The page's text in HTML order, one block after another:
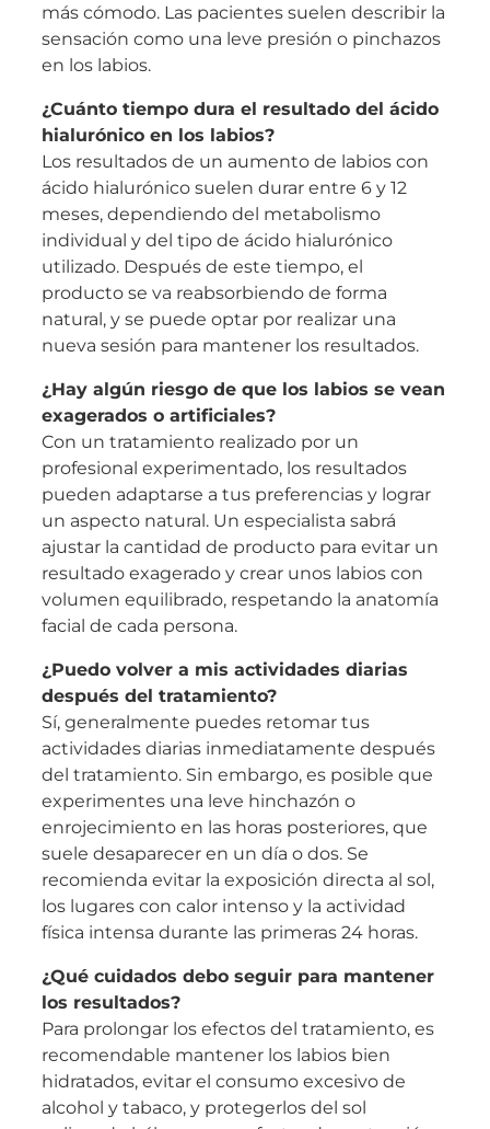
más cómodo. Las pacientes suelen describir la
sensación como una leve presión o pinchazos
en los labios.
¿Cuánto tiempo dura el resultado del ácido
hialurónico en los labios?
Los resultados de un aumento de labios con
ácido hialurónico suelen durar entre 6 y 12
meses, dependiendo del metabolismo
individual y del tipo de ácido hialurónico
utilizado. Después de este tiempo, el
producto se va reabsorbiendo de forma
natural, y se puede optar por realizar una
nueva sesión para mantener los resultados.
¿Hay algún riesgo de que los labios se vean
exagerados o artificiales?
Con un tratamiento realizado por un
profesional experimentado, los resultados
pueden adaptarse a tus preferencias y lograr
un aspecto natural. Un especialista sabrá
ajustar la cantidad de producto para evitar un
resultado exagerado y crear unos labios con
volumen equilibrado, respetando la anatomía
facial de cada persona.
¿Puedo volver a mis actividades diarias
después del tratamiento?
Sí, generalmente puedes retomar tus
actividades diarias inmediatamente después
del tratamiento. Sin embargo, es posible que
experimentes una leve hinchazón o
enrojecimiento en las horas posteriores, que
suele desaparecer en un día o dos. Se
recomienda evitar la exposición directa al sol,
los lugares con calor intenso y la actividad
física intensa durante las primeras 24 horas.
¿Qué cuidados debo seguir para mantener
los resultados?
Para prolongar los efectos del tratamiento, es
recomendable mantener los labios bien
hidratados, evitar el consumo excesivo de
alcohol y tabaco, y protegerlos del sol